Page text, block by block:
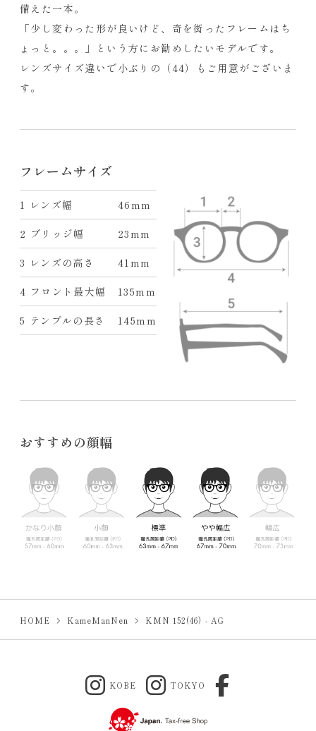
備えた一本。
「少し変わった形が良いけど、奇を衒ったフレームはち
ょっと。。。」という方にお勧めしたいモデルです。
レンズサイズ違いで小ぶりの（44）もご用意がございま
す。
フレームサイズ
1 レンズ幅 46mm
2 ブリッジ幅 23mm
3 レンズの高さ 41mm
4 フロント最大幅 135mm
5 テンプルの長さ 145mm
おすすめの顔幅
HOME KameManNen KMN 152(46) - AG
KOBE TOKYO